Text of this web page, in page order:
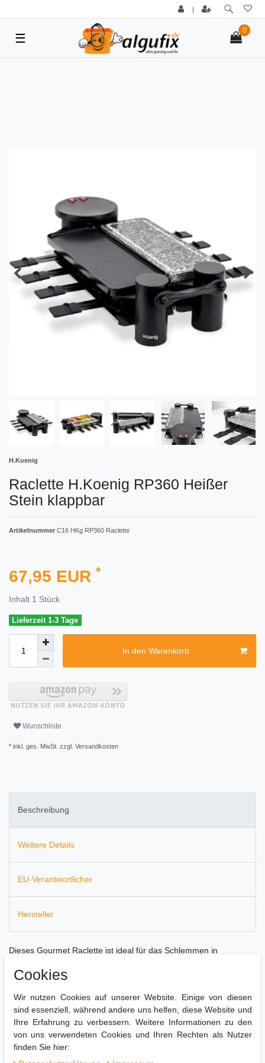
|
0
☰
H.Koenig
Raclette H.Koenig RP360 Heißer
Stein klappbar
Artikelnummer C16 HKg RP360 Raclette
67,95 EUR *
Inhalt 1 Stück
Lieferzeit 1-3 Tage
In den Warenkorb
Wunschliste
* inkl. ges. MwSt. zzgl. Versandkosten
Beschreibung
Weitere Details
EU-Verantwortlicher
Hersteller
Dieses Gourmet Raclette ist ideal für das Schlemmen in
Klappfunktion, die bis 180° geklappt werden kann.
Es ermöglicht verschiedene Zubereitungsarten und garen oder
überbacken in den acht großen Pfännchen.
Das Raclette RP360 bietet Ihnen:
8 Pfännchen
Cookies
Wir nutzen Cookies auf unserer Website. Einige von diesen
sind essenziell, während andere uns helfen, diese Website und
Ihre Erfahrung zu verbessern. Weitere Informationen zu den
von uns verwendeten Cookies und Ihren Rechten als Nutzer
finden Sie hier: